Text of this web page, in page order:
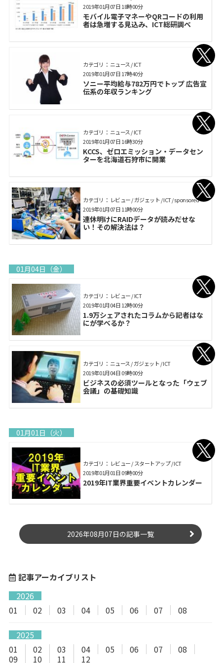
モバイル電子マネーやQRコードの利用
者は急増する見込み、ICT総研調べ
2019年01月07日 18時00分
カテゴリ： ニュース / ICT
ソニー平均給与782万円でトップ 広告宣
伝系の年収ランキング
2019年01月07日 17時40分
カテゴリ： ニュース / ICT
KCCS、ゼロエミッション・データセン
ターを北海道石狩市に開業
2019年01月07日 16時30分
カテゴリ： レビュー / ガジェット / ICT / sponsored
連休明けにRAIDデータが読みだせな
い！その解決法は？
2019年01月07日 11時00分
01月04日（金）
カテゴリ： レビュー / ICT
1.9万シェアされたコラムから記者はな
にが学べるか？
2019年01月04日 12時00分
カテゴリ： ニュース / ガジェット / ICT
ビジネスの必須ツールとなった「ウェブ
会議」の基礎知識
2019年01月04日 09時00分
01月01日（火）
カテゴリ： レビュー / スタートアップ / ICT
2019年IT業界重要イベントカレンダー
2019年01月01日 09時00分
2026年08月07日の記事一覧
記事アーカイブリスト
2026
01
02 03 04 05 06 07 08
2025
01
02 03 04 05 06 07
08
09
10 11 12